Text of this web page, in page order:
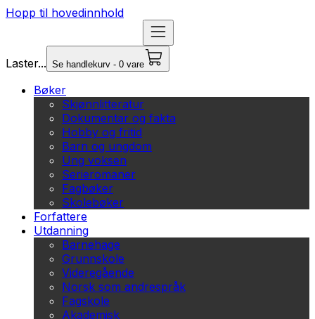
Hopp til hovedinnhold
Laster... Se handlekurv - 0 vare
Bøker
Skjønnlitteratur
Dokumentar og fakta
Hobby og fritid
Barn og ungdom
Ung voksen
Serieromaner
Fagbøker
Skolebøker
Forfattere
Utdanning
Barnehage
Grunnskole
Videregående
Norsk som andrespråk
Fagskole
Akademisk